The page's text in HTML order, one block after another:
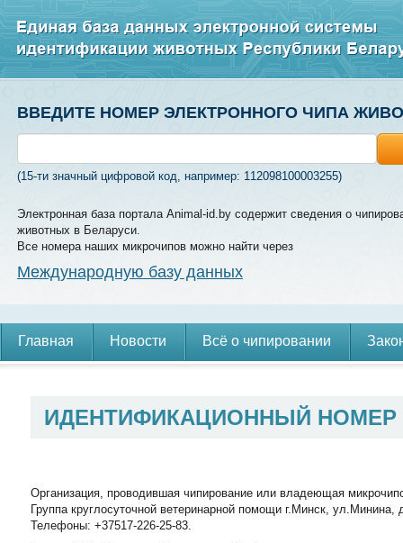
ВВЕДИТЕ НОМЕР ЭЛЕКТРОННОГО ЧИПА
(15-ти значный цифровой код, например: 112098100003255)
Электронная база портала Animal-id.by содержит сведения о
животных в Беларуси.
Все номера наших микрочипов можно найти через
Международную базу данных
Главная Новости Всё о чипировании
ИДЕНТИФИКАЦИОННЫЙ
Организация, проводившая чипирование или владеющая
Группа круглосуточной ветеринарной помощи г.Минск,
Телефоны: +37517-226-25-83.